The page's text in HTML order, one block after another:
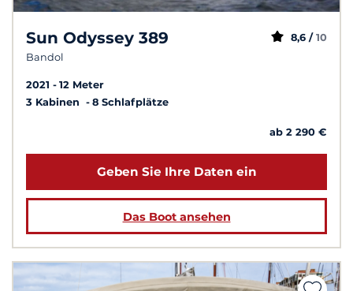
Sun Odyssey 389
Bandol
8,6 / 10
2021
12 Meter
3 Kabinen
8 Schlafplätze
ab 2 290 €
Geben Sie Ihre Daten ein
Das Boot ansehen